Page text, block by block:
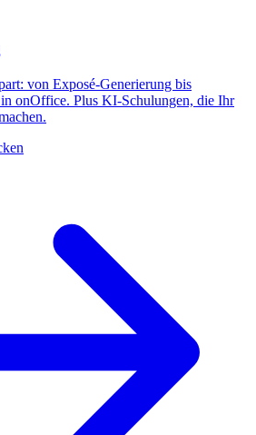
von Exposé-Generierung bis
onOffice. Plus KI-Schulungen, die Ihr